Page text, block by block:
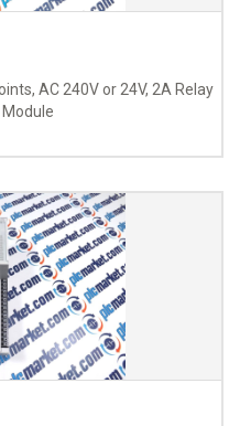
AC 240V or 24V, 2A Relay